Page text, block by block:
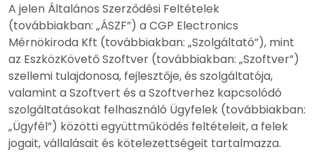
A jelen Általános Szerződési Feltételek
(továbbiakban: „ÁSZF”) a CGP Electronics
Mérnökiroda Kft (továbbiakban: „Szolgáltató”), mint
az EszközKövető Szoftver (továbbiakban: „Szoftver”)
szellemi tulajdonosa, fejlesztője, és szolgáltatója,
valamint a Szoftvert és a Szoftverhez kapcsolódó
szolgáltatásokat felhasználó Ügyfelek (továbbiakban:
„Ügyfél”) közötti együttműködés feltételeit, a felek
jogait, vállalásait és kötelezettségeit tartalmazza.